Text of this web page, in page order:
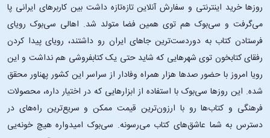
روزها خرید اینترنتی و سفارش آنلاین تازه‌تازه داشت بین کاربرهای ایرانی پا
می‌گرفت و سی‌بوک هم توی همین فضا متولد شد. اهالی سی‌بوک رویای
فرستادن کتاب به دوردست‌ترین جاهای ایران رو داشتند، رویای پیدا کردن
رفقای کتابخون توی شهرهایی که شاید حتی یک کتابفروشی هم نداشت و این
رویا امروز با حضور صدها هزار همراه وفادار از سراسر این کشور پهناور محقق
شده. این ‌روزها سی‌بوک با استفاده از ابزارهایی که در اختیار داره، محصولات
فرهنگی و کتاب‌ها رو با ارزون‌ترین قیمت ممکن و سریع‌ترین راه‌های در
دسترس به شما عاشق‌های کتاب می‌رسونه. سی‌بوک امیدواره هیچ خونه‌یی